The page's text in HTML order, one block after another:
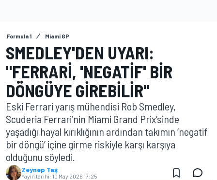
Formula 1 Miami GP
SMEDLEY'DEN UYARI:
"FERRARI, 'NEGATIF' BIR
DÖNGÜYE GIREBILIR"
Eski Ferrari yarış mühendisi Rob Smedley,
Scuderia Ferrari’nin Miami Grand Prix’sinde
yaşadığı hayal kırıklığının ardından takımın ‘negatif
bir döngü’ içine girme riskiyle karşı karşıya
olduğunu söyledi.
Zeynep Taş
Yayın tarihi: 10 May 2026 17:25